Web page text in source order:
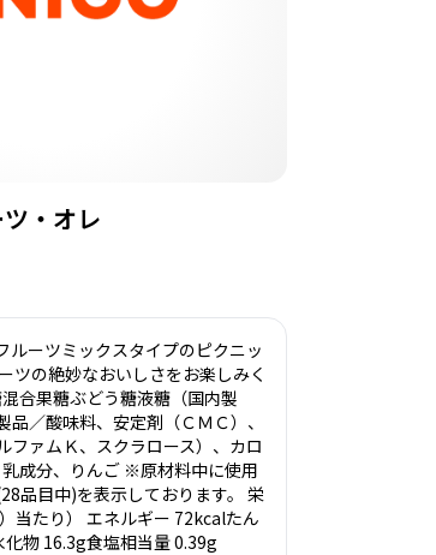
・オレ
ルーツミックスタイプのピクニッ
ツの絶妙なおいしさをお楽しみく
合果糖ぶどう糖液糖（国内製
／酸味料、安定剤（ＣＭＣ）、
ファムＫ、スクラロース）、カロ
成分、りんご ※原材料中に使用
品目中)を表示しております。 栄
当たり） エネルギー 72kcalたん
物 16.3g食塩相当量 0.39g